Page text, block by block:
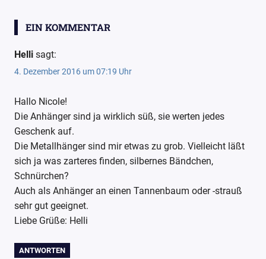
nur-so
Häkeln
Kostenlose
Anleitung
Weihnachten
Weihnachtliche
Anhänger
Wollpoesie
EIN KOMMENTAR
Helli sagt:
4. Dezember 2016 um 07:19 Uhr
Hallo Nicole!
Die Anhänger sind ja wirklich süß, sie werten jedes
Geschenk auf.
Die Metallhänger sind mir etwas zu grob. Vielleicht läßt
sich ja was zarteres finden, silbernes Bändchen,
Schnürchen?
Auch als Anhänger an einen Tannenbaum oder -strauß
sehr gut geeignet.
Liebe Grüße: Helli
ANTWORTEN